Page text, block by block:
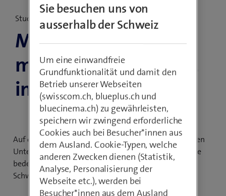
Studie
MSM Studie: Der
moderne Arbeitsplatz
in Schweizer KMU
Auf der Investitionsagenda von kleineren und mittleren
Unternehmen nehmen Arbeitsplatz und Mobilität eine
bedeutende Rolle ein. Das MSM Research Institut hat
Schweizer KMU dazu befragt.
Sie besuchen uns von
ausserhalb der Schweiz
Um eine einwandfreie
Grundfunktionalität und damit den
Betrieb unserer Webseiten
(swisscom.ch, blueplus.ch und
bluecinema.ch) zu gewährleisten,
speichern wir zwingend erforderliche
Cookies auch bei Besucher*innen aus
dem Ausland. Cookie-Typen, welche
anderen Zwecken dienen (Statistik,
Analyse, Personalisierung der
Webseite etc.), werden bei
Besucher*innen aus dem Ausland